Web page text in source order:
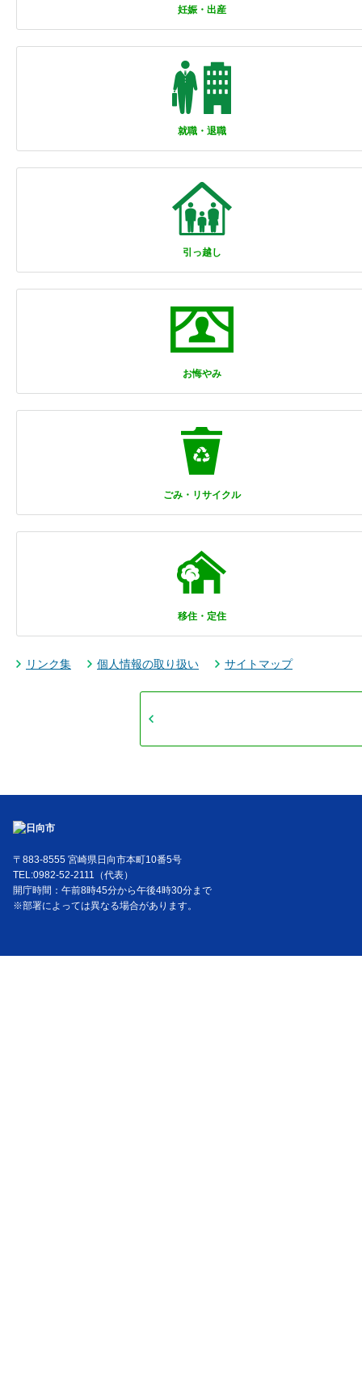
妊娠・出産
就職・退職
引っ越し
お悔やみ
ごみ・リサイクル
移住・定住
リンク集 個人情報の取り扱い サイトマップ
〒883-8555 宮崎県日向市本町10番5号
TEL:0982-52-2111（代表）
開庁時間：午前8時45分から午後4時30分まで
※部署によっては異なる場合があります。